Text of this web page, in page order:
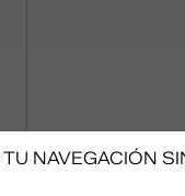
NAVEGACIÓN